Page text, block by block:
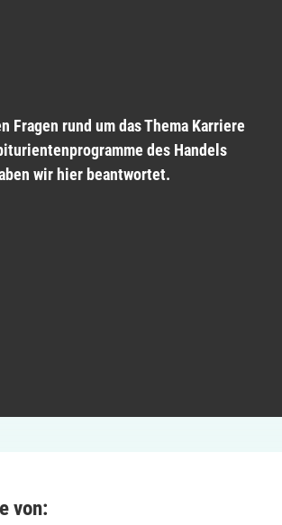
Fragen rund um das Thema Karriere
des Handels
wir hier beantwortet.
von: